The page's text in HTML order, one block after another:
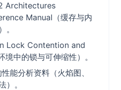
Architectures
Manual（缓存与内
。
Lock Contention and
中的锁与可伸缩性）。
能分析资料（火焰图、
）。